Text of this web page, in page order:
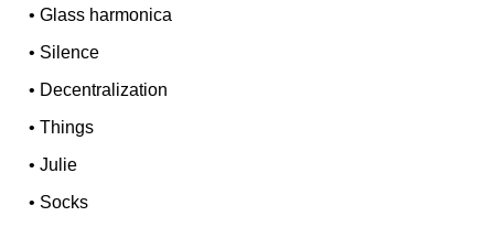
•Glass harmonica
• Silence
• Decentralization
•Things
•Julie
• Socks